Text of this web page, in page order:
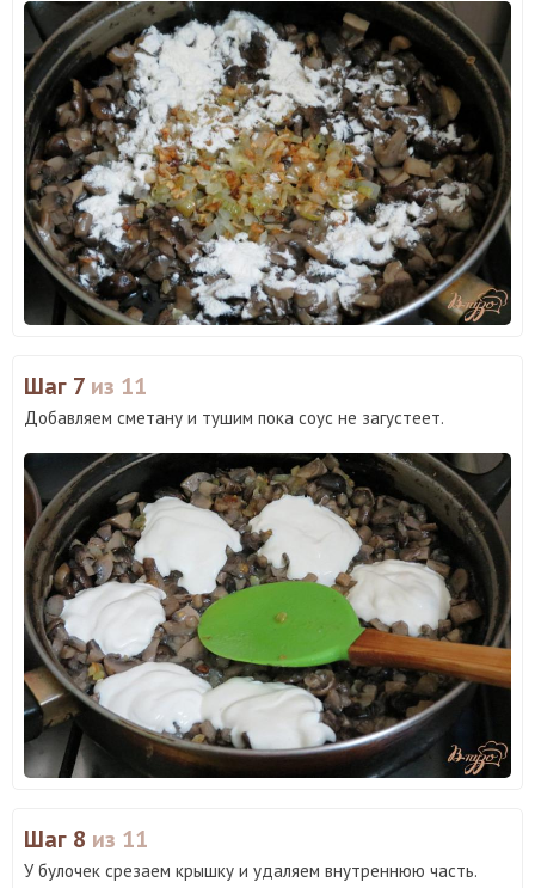
Шаг 7 из 11
Добавляем сметану и тушим пока соус не загустеет.
Шаг 8 из 11
У булочек срезаем крышку и удаляем внутреннюю часть.